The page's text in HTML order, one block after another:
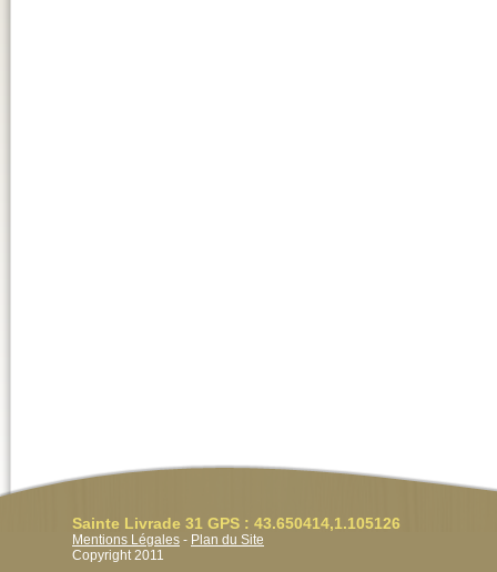
Sainte Livrade 31 GPS : 43.650414,1.105126
Mentions Légales - Plan du Site
Copyright 2011